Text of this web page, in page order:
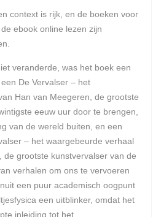
context is rijk, en de boeken voor
ebook online lezen zijn
veranderde, was het boek een
De Vervalser – het
Han van Meegeren, de grootste
eeuw uur door te brengen,
van de wereld buiten, en een
– het waargebeurde verhaal
de grootste kunstvervalser van de
verhalen om ons te vervoeren
een puur academisch oogpunt
een uitblinker, omdat het
inleiding tot het